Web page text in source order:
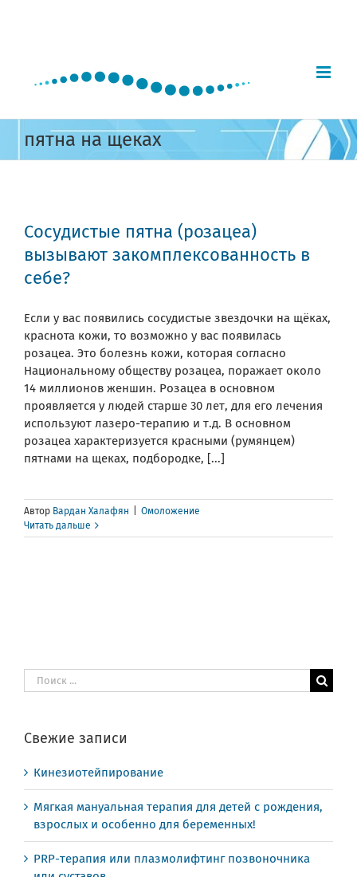
пятна на щеках
Сосудистые пятна (розацеа)
вызывают закомплексованность в
себе?
Если у вас появились сосудистые звездочки на щёках,
краснота кожи, то возможно у вас появилась
розацеа. Это болезнь кожи, которая согласно
Национальному обществу розацеа, поражает около
14 миллионов женшин. Розацеа в основном
проявляется у людей старше 30 лет, для его лечения
используют лазеро-терапию и т.д. В основном
розацеа характеризуется красными (румянцем)
пятнами на щеках, подбородке, [...]
Автор Вардан Халафян
Омоложение
Читать дальше
Результат
поиска:
Свежие записи
Кинезиотейпирование
Мягкая мануальная терапия для детей с рождения,
взрослых и особенно для беременных!
PRP-терапия или плазмолифтинг позвоночника